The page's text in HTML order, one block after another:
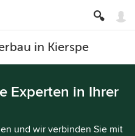
in Kierspe
Experten in Ihrer
und wir verbinden Sie mit